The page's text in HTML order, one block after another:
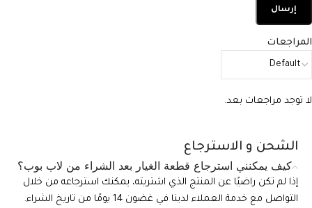
المراجعات
لا توجد مراجعات بعد.
الشحن و الاسترجاع
كيف يمكنني استرجاع قطعة الغيار بعد الشراء من لاب بوب؟
إذا لم تكن راضيًا عن المنتج الذي اشتريته، يمكنك استرجاعه من خلال
التواصل مع خدمة العملاء لدينا في غضون 14 يومًا من تاريخ الشراء.